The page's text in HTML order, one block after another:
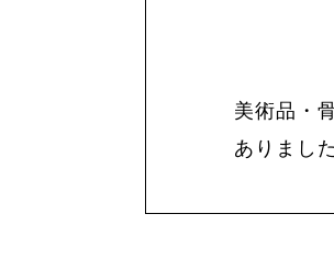
美術品・
ありまし